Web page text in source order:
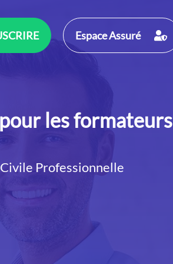
Espace Assuré
les formateurs
Professionnelle